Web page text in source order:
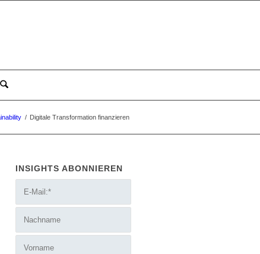
/ Digitale Transformation finanzieren
INSIGHTS ABONNIEREN